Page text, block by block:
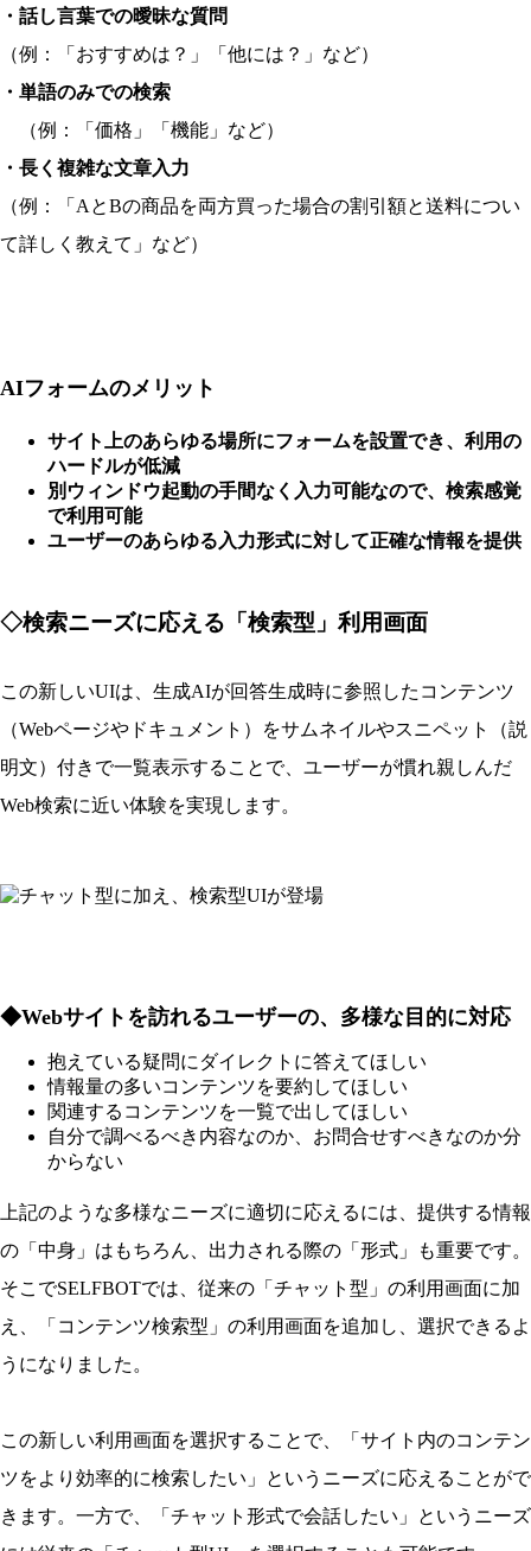
・話し言葉での曖昧な質問
（例：「おすすめは？」「他には？」など）
・単語のみでの検索
（例：「価格」「機能」など）
・長く複雑な文章入力
（例：「AとBの商品を両方買った場合の割引額と送料につい
て詳しく教えて」など）
AIフォームのメリット
サイト上のあらゆる場所にフォームを設置でき、利用の
ハードルが低減
別ウィンドウ起動の手間なく入力可能なので、検索感覚
で利用可能
ユーザーのあらゆる入力形式に対して正確な情報を提供
◇検索ニーズに応える「検索型」利用画面
この新しいUIは、生成AIが回答生成時に参照したコンテンツ
（Webページやドキュメント）をサムネイルやスニペット（説
明文）付きで一覧表示することで、ユーザーが慣れ親しんだ
Web検索に近い体験を実現します。
◆Webサイトを訪れるユーザーの、多様な目的に対応
抱えている疑問にダイレクトに答えてほしい
情報量の多いコンテンツを要約してほしい
関連するコンテンツを一覧で出してほしい
自分で調べるべき内容なのか、お問合せすべきなのか分
からない
上記のような多様なニーズに適切に応えるには、提供する情報
の「中身」はもちろん、出力される際の「形式」も重要です。
そこでSELFBOTでは、従来の「チャット型」の利用画面に加
え、「コンテンツ検索型」の利用画面を追加し、選択できるよ
うになりました。
この新しい利用画面を選択することで、「サイト内のコンテン
ツをより効率的に検索したい」というニーズに応えることがで
きます。一方で、「チャット形式で会話したい」というニーズ